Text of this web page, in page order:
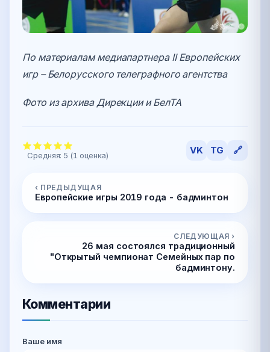
По материалам медиапартнера II Европейских
игр – Белорусского телеграфного агентства
Фото из архива Дирекции и БелТА
Средняя: 5 (1 оценка) VK TG 🔗
‹ ПРЕДЫДУЩАЯ
Европейские игры 2019 года - бадминтон
СЛЕДУЮЩАЯ ›
26 мая состоялся традиционный
"Открытый чемпионат Семейных пар по
бадминтону.
Комментарии
Ваше имя